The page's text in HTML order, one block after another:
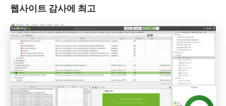
웹사이트 감사에 최고